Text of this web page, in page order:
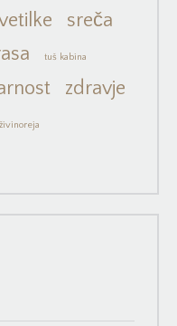
sreča
tuš kabina
zdravje
živinoreja